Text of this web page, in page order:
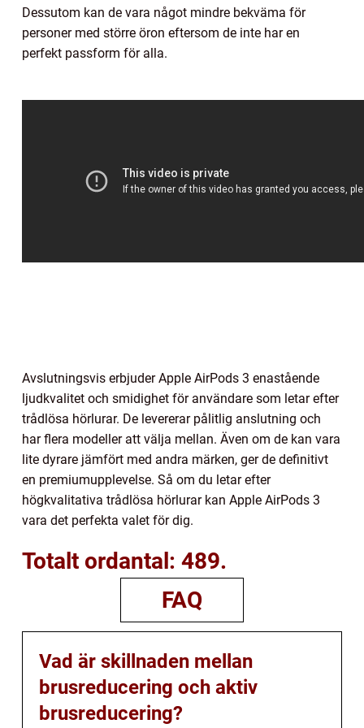
Dessutom kan de vara något mindre bekväma för
personer med större öron eftersom de inte har en
perfekt passform för alla.
Avslutningsvis erbjuder Apple AirPods 3 enastående
ljudkvalitet och smidighet för användare som letar efter
trådlösa hörlurar. De levererar pålitlig anslutning och
har flera modeller att välja mellan. Även om de kan vara
lite dyrare jämfört med andra märken, ger de definitivt
en premiumupplevelse. Så om du letar efter
högkvalitativa trådlösa hörlurar kan Apple AirPods 3
vara det perfekta valet för dig.
Totalt ordantal: 489.
FAQ
Vad är skillnaden mellan
brusreducering och aktiv
brusreducering?